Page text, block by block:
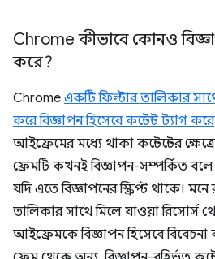
Chrome কীভাবে কোনও
করে?
Chrome একটি ফিল্টার তালিকার
করে বিজ্ঞাপন হিসেবে কন্টেন্ট ট্যাগ করে
আইফ্রেমের মধ্যে থাকা কন্টেন্টের
ফ্রেমটি কখনই বিজ্ঞাপন-সম্পর্কিত
যদি এতে বিজ্ঞাপনের স্ক্রিপ্ট থাকে।
তালিকার সাথে মিলে যাওয়া
আইফ্রেমকে বিজ্ঞাপন হিসেবে